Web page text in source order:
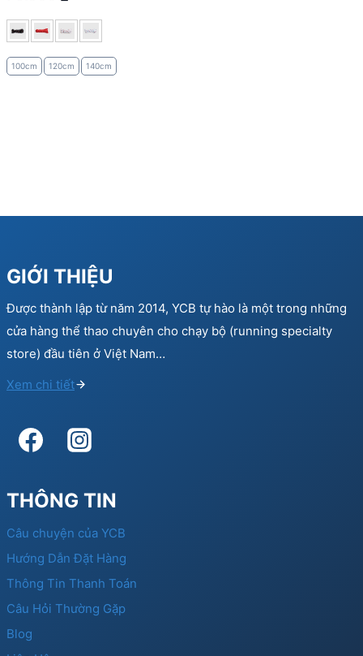
100cm 120cm 140cm
GIỚI THIỆU
Được thành lập từ năm 2014, YCB tự hào là một trong những
cửa hàng thể thao chuyên cho chạy bộ (running specialty
store) đầu tiên ở Việt Nam…
Xem chi tiết
THÔNG TIN
Câu chuyện của YCB
Hướng Dẫn Đặt Hàng
Thông Tin Thanh Toán
Câu Hỏi Thường Gặp
Blog